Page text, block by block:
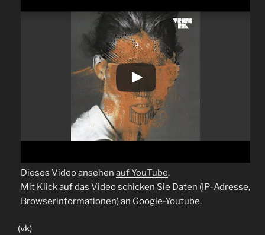
Dieses Video ansehen auf YouTube.
Mit Klick auf das Video schicken Sie Daten (IP-Adresse,
Browserinformationen) an Google-Youtube.
(vk)